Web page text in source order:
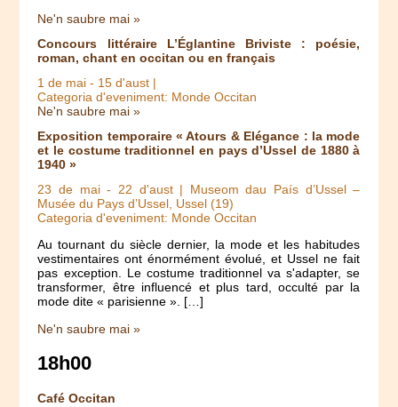
Ne'n saubre mai »
Concours littéraire L’Églantine Briviste : poésie,
roman, chant en occitan ou en français
1 de mai - 15 d'aust |
Categoria d'eveniment: Monde Occitan
Ne'n saubre mai »
Exposition temporaire « Atours & Elégance : la mode
et le costume traditionnel en pays d’Ussel de 1880 à
1940 »
23 de mai- 22 d'aust| Museom dau País d’Ussel –
Musée du Pays d’Ussel, Ussel (19)
Categoria d'eveniment: Monde Occitan
Au tournant du siècle dernier, la mode et les habitudes
vestimentaires ont énormément évolué, et Ussel ne fait
pas exception. Le costume traditionnel va s'adapter, se
transformer, être influencé et plus tard, occulté par la
mode dite « parisienne ». […]
Ne'n saubre mai »
18h00
Café Occitan